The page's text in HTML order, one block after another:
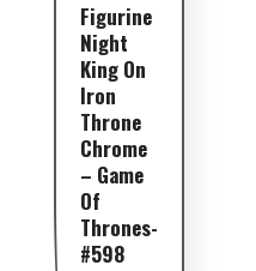
Figurine
Night
King On
Iron
Throne
Chrome
– Game
Of
Thrones-
#598